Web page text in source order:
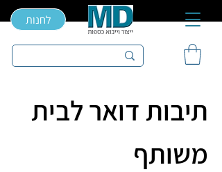
לחנות
תיבות דואר לבית
משותף